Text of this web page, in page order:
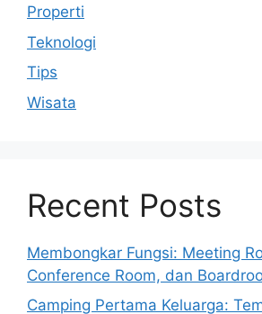
Properti
Teknologi
Tips
Wisata
Recent Posts
Membongkar Fungsi: Meeting
Conference Room, dan
Camping Pertama Keluarga: